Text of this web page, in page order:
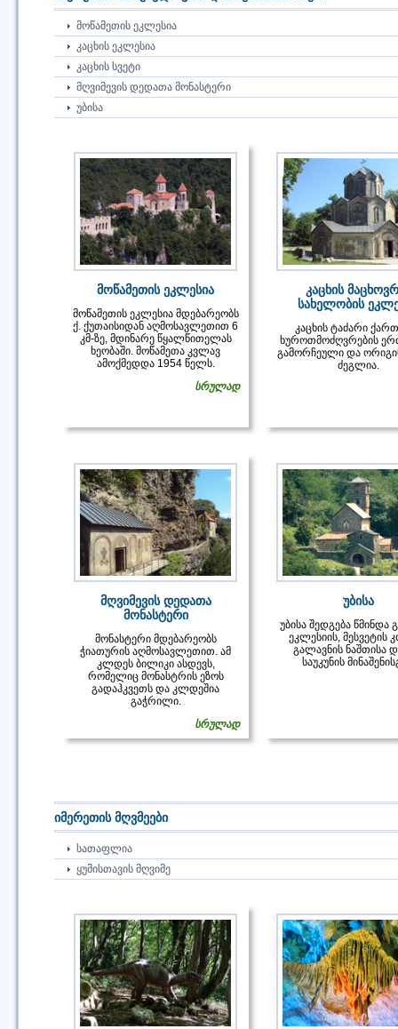
ᲛᲝᲬᲐᲛᲔᲗᲘᲡ ᲔᲙᲚᲔᲡᲘᲐ
ᲙᲐᲪᲮᲘᲡ ᲔᲙᲚᲔᲡᲘᲐ
ᲙᲐᲪᲮᲘᲡ ᲡᲕᲔᲢᲘ
ᲛᲦᲕᲘᲛᲔᲕᲘᲡ ᲓᲔᲓᲐᲗᲐ ᲛᲝᲜᲐᲡᲢᲔᲠᲘ
ᲣᲑᲘᲡᲐ
მოწამეთის ეკლესია
მოწამეთის ეკლესია მდებარეობს
ქ. ქუთაისიდან აღმოსავლეთით 6
კმ-ზე, მდინარე წყალწითელას
ხეობაში. მოწამეთა კვლავ
ამოქმედდა 1954 წელს.
სრულად
კაცხის
სახელობის
კაცხის ტაძარი
ხუროთმოძღვრების
გამორჩეული და
ძეგლია.
მღვიმევის დედათა
მონასტერი
მონასტერი მდებარეობს
ჭიათურის აღმოსავლეთით. ამ
კლდეს ბილიკი ასდევს,
რომელიც მონასტრის ეზოს
გადაჰკვეთს და კლდეშია
გაჭრილი.
სრულად
უბისა
უბისა შედგება წმინდა
ეკლესიის, მესვეტის
გალავნის ნაშთისა
საუკუნის
იმერეთის მღვმეები
ᲡᲐᲗᲐᲤᲚᲘᲐ
ᲧᲣᲛᲘᲡᲗᲐᲕᲘᲡ ᲛᲦᲕᲘᲛᲔ